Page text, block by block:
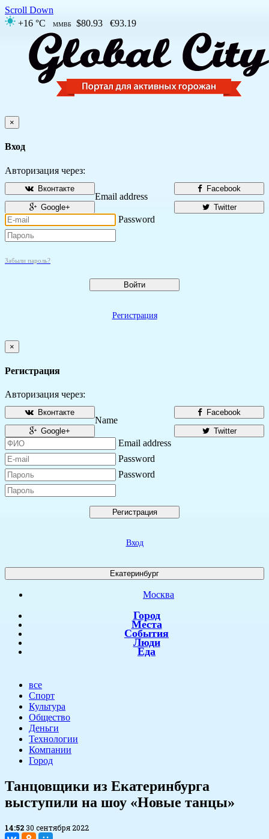
Scroll Down
+16 °C
ММВБ $80.93 €93.19
×
Вход
Авторизация через:
Facebook
Вконтакте
Twitter
Google+
Email address
Password
Забыли пароль?
Войти
Регистрация
×
Регистрация
Авторизация через:
Facebook
Вконтакте
Twitter
Google+
Name
Email address
Password
Password
Регистрация
Вход
Екатеринбург
Москва
Город
Места
События
Люди
Еда
все
Спорт
Культура
Общество
Деньги
Технологии
Компании
Город
​Танцовщики из Екатеринбурга
выступили на шоу «Новые танцы»
14:52 30 сентября 2022